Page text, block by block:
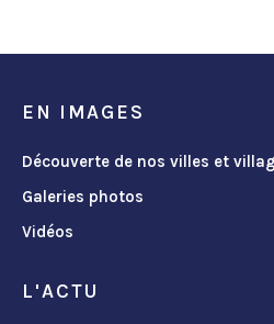
EN IMAGES
Découverte de nos villes et
Galeries photos
Vidéos
L'ACTU